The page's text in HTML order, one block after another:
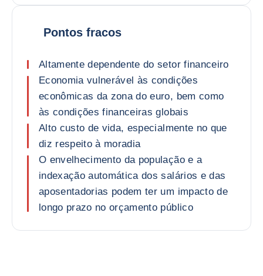
Pontos fracos
Altamente dependente do setor financeiro
Economia vulnerável às condições
econômicas da zona do euro, bem como
às condições financeiras globais
Alto custo de vida, especialmente no que
diz respeito à moradia
O envelhecimento da população e a
indexação automática dos salários e das
aposentadorias podem ter um impacto de
longo prazo no orçamento público